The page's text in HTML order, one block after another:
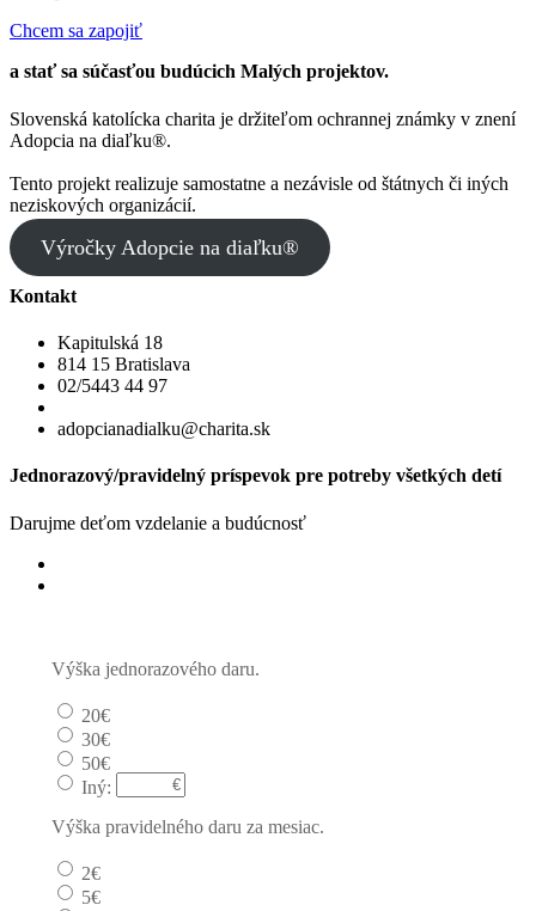
Chcem sa zapojiť
a stať sa súčasťou budúcich Malých projektov.
Slovenská katolícka charita je držiteľom ochrannej známky v znení
Adopcia na diaľku®.
Tento projekt realizuje samostatne a nezávisle od štátnych či iných
neziskových organizácií.
Výročky Adopcie na diaľku®
Kontakt
Kapitulská 18
814 15 Bratislava
02/5443 44 97
adopcianadialku@charita.sk
Jednorazový/pravidelný príspevok pre potreby všetkých detí
Darujme deťom vzdelanie a budúcnosť
Výška jednorazového daru.
20€
30€
50€
Iný:
Výška pravidelného daru za mesiac.
2€
5€